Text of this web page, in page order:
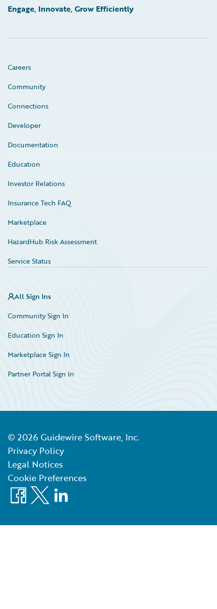
Engage, Innovate, Grow Efficiently
Careers
Community
Connections
Developer
Documentation
Education
Investor Relations
Insurance Tech FAQ
Marketplace
HazardHub Risk Assessment
Service Status
All Sign Ins
Community Sign In
Education Sign In
Marketplace Sign In
Partner Portal Sign In
© 2026 Guidewire Software, Inc.
Privacy Policy
Legal Notices
Cookie Preferences
Facebook
X LinkedIn